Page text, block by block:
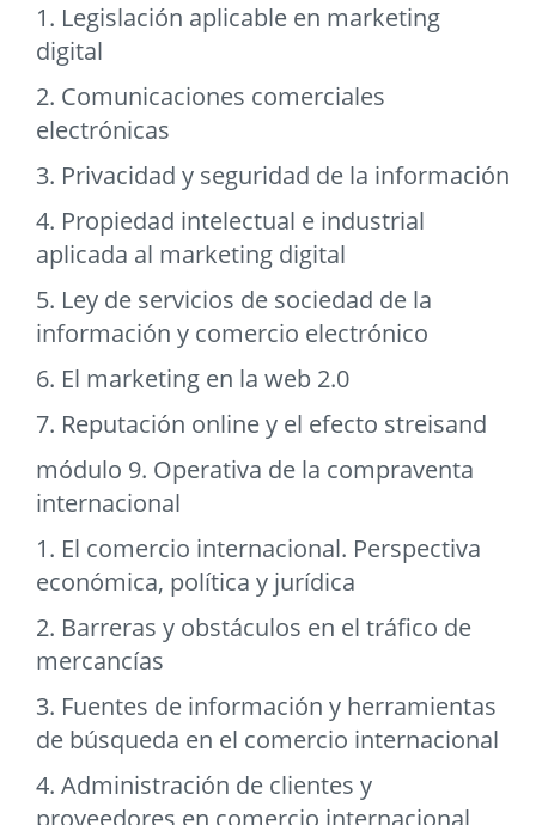
1. Legislación aplicable en marketing
digital
2. Comunicaciones comerciales
electrónicas
3. Privacidad y seguridad de la información
4. Propiedad intelectual e industrial
aplicada al marketing digital
5. Ley de servicios de sociedad de la
información y comercio electrónico
6. El marketing en la web 2.0
7. Reputación online y el efecto streisand
módulo 9. Operativa de la compraventa
internacional
1. El comercio internacional. Perspectiva
económica, política y jurídica
2. Barreras y obstáculos en el tráfico de
mercancías
3. Fuentes de información y herramientas
de búsqueda en el comercio internacional
4. Administración de clientes y
proveedores en comercio internacional